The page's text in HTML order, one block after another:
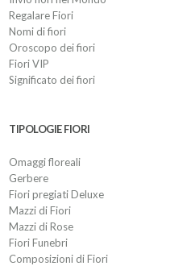
Regalare Fiori
Nomi di fiori
Oroscopo dei fiori
Fiori VIP
Significato dei fiori
TIPOLOGIE FIORI
Omaggi floreali
Gerbere
Fiori pregiati Deluxe
Mazzi di Fiori
Mazzi di Rose
Fiori Funebri
Composizioni di Fiori